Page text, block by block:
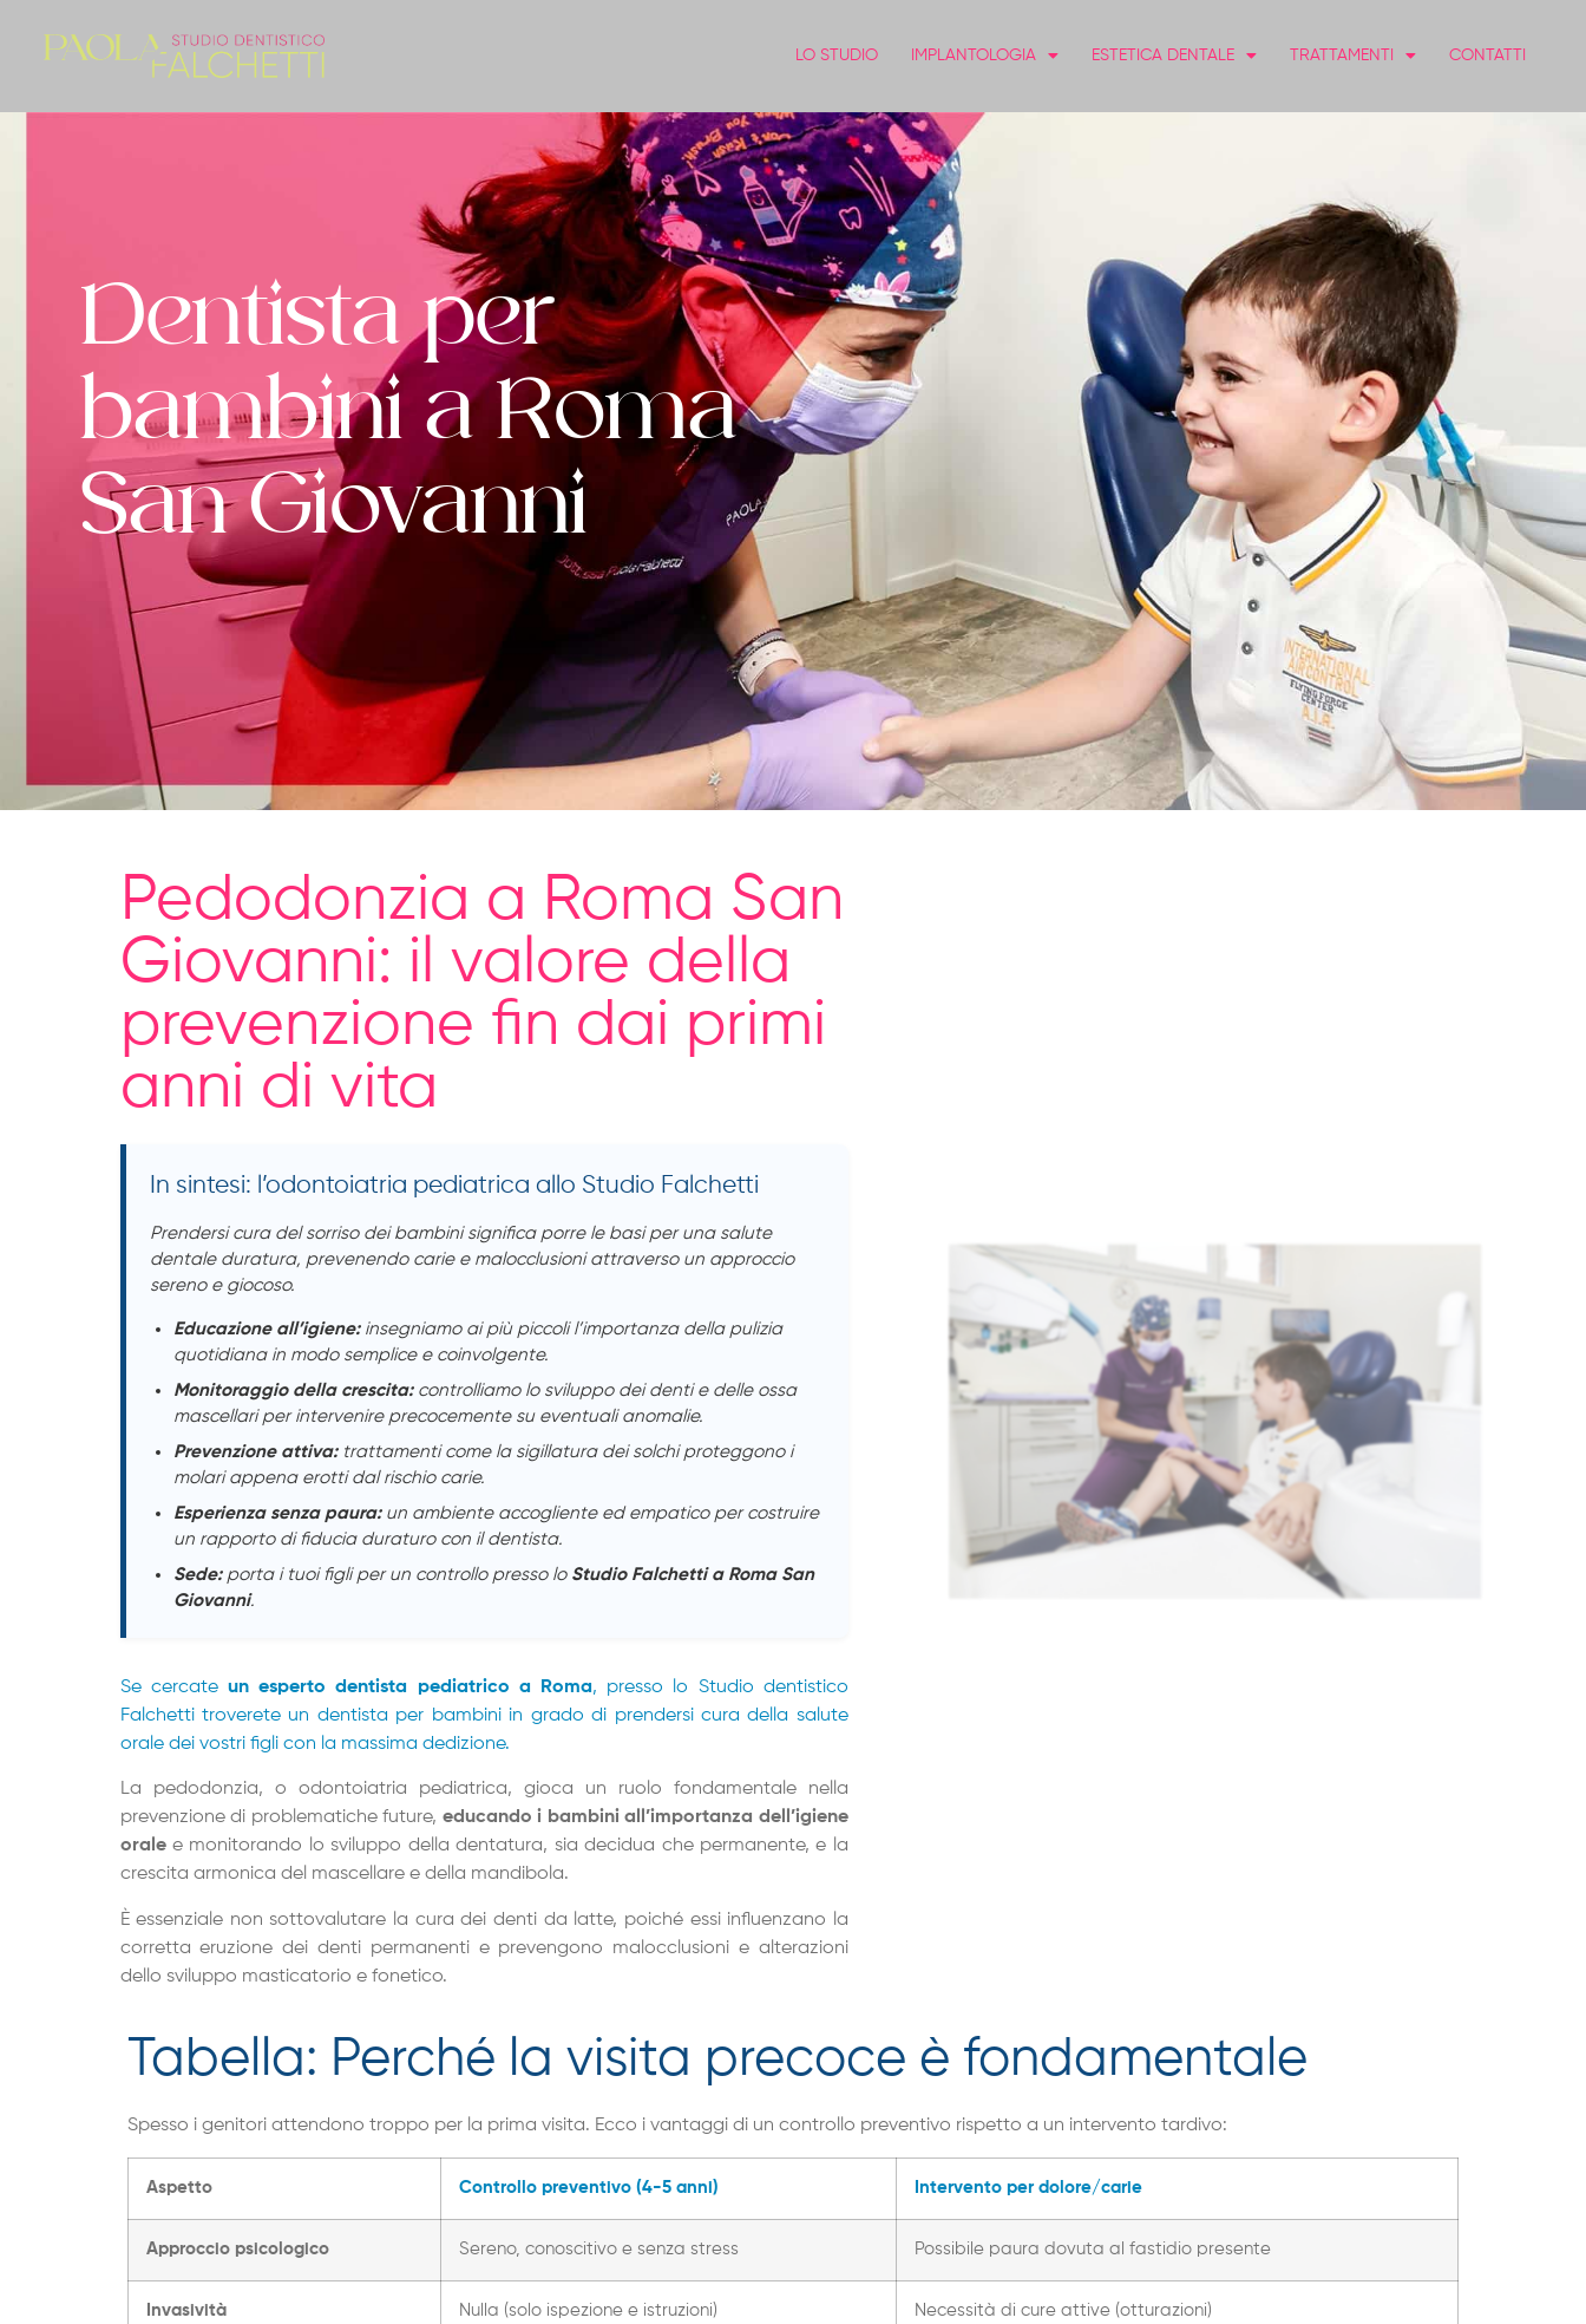
LO STUDIO IMPLANTOLOGIA ESTETICA DENTALE TRATTAMENTI CONTATTI
Dentista per
bambini a Roma
San Giovanni
Pedodonzia a Roma San
Giovanni: il valore della
prevenzione fin dai primi
anni di vita
In sintesi: l’odontoiatria pediatrica allo Studio Falchetti
Prendersi cura del sorriso dei bambini significa porre le basi per una salute
dentale duratura, prevenendo carie e malocclusioni attraverso un approccio
sereno e giocoso.
Educazione all’igiene:insegniamo ai più piccoli l’importanza della pulizia
quotidiana in modo semplice e coinvolgente.
Monitoraggio della crescita:controlliamo lo sviluppo dei denti e delle ossa
mascellari per intervenire precocemente su eventuali anomalie.
Prevenzione attiva:trattamenti come la sigillatura dei solchi proteggono i
molari appena erotti dal rischio carie.
Esperienza senza paura:un ambiente accogliente ed empatico per costruire
un rapporto di fiducia duraturo con il dentista.
Sede:porta i tuoi figli per un controllo presso lo Studio Falchetti a Roma San
Giovanni.
Se cercate un esperto dentista pediatrico a Roma, presso lo Studio dentistico
Falchetti troverete un dentista per bambini in grado di prendersi cura della salute
orale dei vostri figli con la massima dedizione.
La pedodonzia, o odontoiatria pediatrica, gioca un ruolo fondamentale nella
prevenzione di problematiche future, educando i bambini all’importanza dell’igiene
oralee monitorando lo sviluppo della dentatura, sia decidua che permanente, e la
crescita armonica del mascellare e della mandibola.
È essenziale non sottovalutare la cura dei denti da latte, poiché essi influenzano la
corretta eruzione dei denti permanenti e prevengono malocclusioni e alterazioni
dello sviluppo masticatorio e fonetico.
Tabella: Perché la visita precoce è fondamentale
Spesso i genitori attendono troppo per la prima visita. Ecco i vantaggi di un controllo preventivo rispetto a un intervento tardivo:
Aspetto Controllo preventivo (4-5 anni) Intervento per dolore/carie
Approccio psicologico Sereno, conoscitivo e senza stress Possibile paura dovuta al fastidio presente
Invasività Nulla (solo ispezione e istruzioni) Necessità di cure attive (otturazioni)